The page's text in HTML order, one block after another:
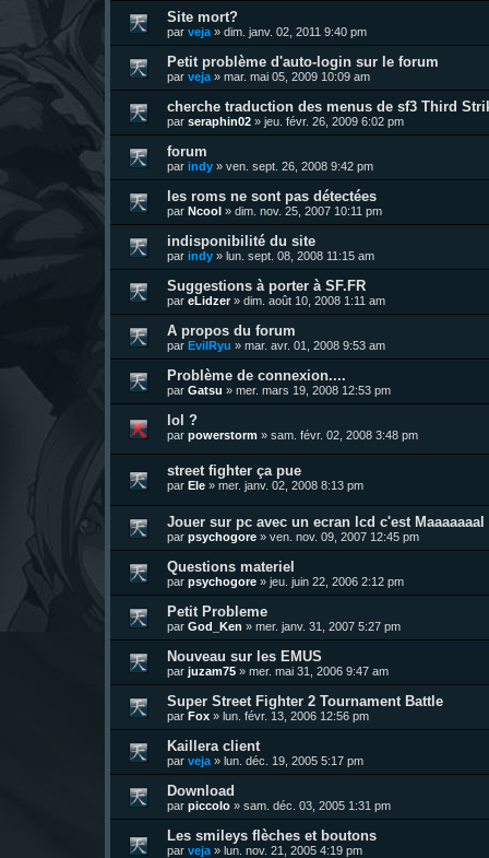
Site mort?
par veja » dim. janv. 02, 2011 9:40 pm
Petit problème d'auto-login sur le forum
par veja » mar. mai 05, 2009 10:09 am
cherche traduction des menus de sf3 Third
par seraphin02 » jeu. févr. 26, 2009 6:02 pm
forum
par indy » ven. sept. 26, 2008 9:42 pm
les roms ne sont pas détectées
par Ncool » dim. nov. 25, 2007 10:11 pm
indisponibilité du site
par indy » lun. sept. 08, 2008 11:15 am
Suggestions à porter à SF.FR
par eLidzer» dim. août 10, 2008 1:11 am
A propos du forum
par EvilRyu » mar. avr. 01, 2008 9:53 am
Problème de connexion....
par Gatsu » mer. mars 19, 2008 12:53 pm
lol ?
par powerstorm » sam. févr. 02, 2008 3:48 pm
street fighter ça pue
par Ele » mer. janv. 02, 2008 8:13 pm
Jouer sur pc avec un ecran lcd c'est Maaaaaaal
par psychogore » ven. nov. 09, 2007 12:45 pm
Questions materiel
par psychogore » jeu. juin 22, 2006 2:12 pm
Petit Probleme
par God_Ken » mer. janv. 31, 2007 5:27 pm
Nouveau sur les EMUS
par juzam75 » mer. mai 31, 2006 9:47 am
Super Street Fighter 2 Tournament Battle
par Fox » lun. févr. 13, 2006 12:56 pm
Kaillera client
par veja » lun. déc. 19, 2005 5:17 pm
Download
par piccolo » sam. déc. 03, 2005 1:31 pm
Les smileys flèches et boutons
par veja » lun. nov. 21, 2005 4:19 pm